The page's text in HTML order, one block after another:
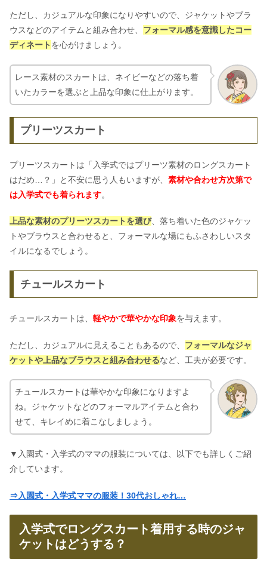
ただし、カジュアルな印象になりやすいので、ジャケットやブラ
ウスなどのアイテムと組み合わせ、 フォーマル感を意識したコー
ディネート を心がけましょう。
レース素材のスカートは、ネイビーなどの落ち着
いたカラーを選ぶと上品な印象に仕上がります。
プリーツスカート
プリーツスカートは「入学式ではプリーツ素材のロングスカート
はだめ…？」と不安に思う人もいますが、 素材や合わせ方次第で
は入学式でも着られます。
上品な素材のプリーツスカートを選び、落ち着いた色のジャケッ
トやブラウスと合わせると、フォーマルな場にもふさわしいスタ
イルになるでしょう。
チュールスカート
チュールスカートは、 軽やかで華やかな印象を与えます。
ただし、カジュアルに見えることもあるので、 フォーマルなジャ
ケットや上品なブラウスと組み合わせるなど、工夫が必要です。
チュールスカートは華やかな印象になりますよ
ね。ジャケットなどのフォーマルアイテムと合わ
せて、キレイめに着こなしましょう。
▼入園式・入学式のママの服装については、以下でも詳しくご紹
介しています。
⇒入園式・入学式ママの服装！30代おしゃれ…
入学式でロングスカート着用する時のジャ
ケットはどうする？